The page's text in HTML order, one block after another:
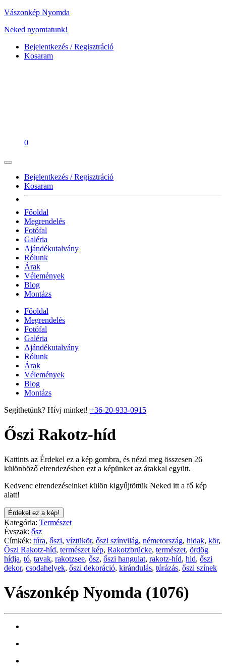
Vászonkép Nyomda
Neked nyomtatunk!
Bejelentkezés / Regisztráció
Kosaram
0
Bejelentkezés / Regisztráció
Kosaram
Főoldal
Megrendelés
Fotófal
Galéria
Ajándékutalvány
Rólunk
Árak
Vélemények
Blog
Montázs
Főoldal
Megrendelés
Fotófal
Galéria
Ajándékutalvány
Rólunk
Árak
Vélemények
Blog
Montázs
Segíthetünk? Hívj minket! +36-20-933-0915
Őszi Rakotz-híd
Kattints az Érdekel ez a kép gombra, és nézd meg összesen 26
különböző elrendezésben ezt a képünket az árakkal együtt.
Kedvenc elrendezéseinket külön kigyűjtöttük Neked itt a fő kép
alatt!
Érdekel ez a kép!
Kategória: Természet
Évszak: ősz
Címkék: túra, őszi, víztükör, őszi színvilág, németország, hidak, kör,
Őszi Rakotz-híd, természet kép, Rakotzbrücke, természet, ördög
hídja, tó, tavak, rakotzsee, ősz, őszi hangulat, rakotz-híd, hid, őszi
dekor, csodahelyek, őszi dekoráció, kirándulás, túrázás, őszi színek
Vászonkép Nyomda (1076)